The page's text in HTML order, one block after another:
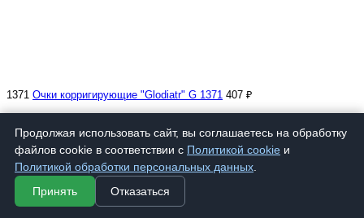
1371 Очки корригирующие "Glodiatr" G 1371 407 ₽
Продолжая использовать сайт, вы соглашаетесь на обработку
файлов cookie в соответствии с Политикой cookie и
Политикой обработки персональных данных
Принять
Отказаться